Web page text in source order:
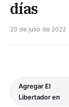
días
20 de julio de 2022
Agregar El
Libertador en